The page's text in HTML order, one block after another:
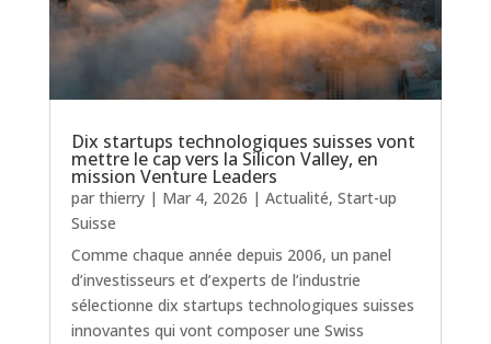
Dix startups technologiques suisses vont
mettre le cap vers la Silicon Valley, en
mission Venture Leaders
par thierry| Mar 4, 2026 | Actualité, Start-up
Suisse
Comme chaque année depuis 2006, un panel
d’investisseurs et d’experts de l’industrie
sélectionne dix startups technologiques suisses
innovantes qui vont composer une Swiss